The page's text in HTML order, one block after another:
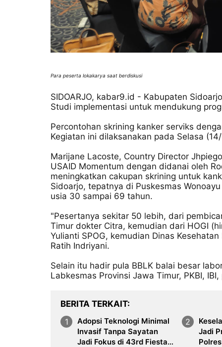
Para peserta lokakarya saat berdiskusi
SIDOARJO, kabar9.id - Kabupaten
Studi implementasi untuk mendukung
Percontohan skrining kanker serviks
Kegiatan ini dilaksanakan pada Selasa
Marijane Lacoste, Country Director
USAID Momentum dengan didanai oleh
meningkatkan cakupan skrining untuk
Sidoarjo, tepatnya di Puskesmas
usia 30 sampai 69 tahun.
"Pesertanya sekitar 50 lebih, dari
Timur dokter Citra, kemudian dari HOGI
Yulianti SPOG, kemudian Dinas
Ratih Indriyani.
Selain itu hadir pula BBLK balai besar
Labkesmas Provinsi Jawa Timur, PKBI,
BERITA TERKAIT
Adopsi Teknologi Minimal
Invasif Tanpa Sayatan
Jadi Fokus di 43rd Fiesta
Jadi